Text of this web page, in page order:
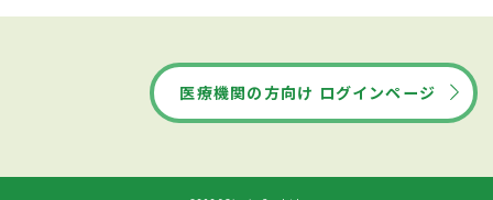
医療機関の方向け ログインページ